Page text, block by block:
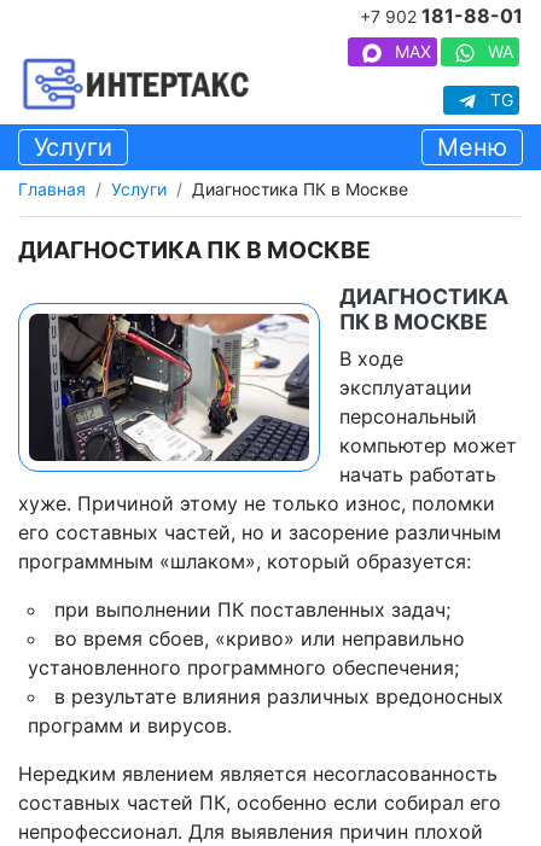
+7 902 181-88-01
MAX WA
TG
Услуги Меню
Главная Услуги Диагностика ПК в Москве
ДИАГНОСТИКА ПК В МОСКВЕ
ДИАГНОСТИКА
ПК В МОСКВЕ
В ходе
эксплуатации
персональный
компьютер может
начать работать
хуже. Причиной этому не только износ, поломки
его составных частей, но и засорение различным
программным «шлаком», который образуется:
при выполнении ПК поставленных задач;
во время сбоев, «криво» или неправильно
установленного программного обеспечения;
в результате влияния различных вредоносных
программ и вирусов.
Нередким явлением является несогласованность
составных частей ПК, особенно если собирал его
непрофессионал. Для выявления причин плохой